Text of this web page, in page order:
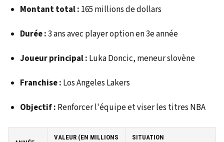
Montant total : 165 millions de dollars
Durée :3 ans avec player option en 3e année
Joueur principal : Luka Doncic, meneur slovène
Franchise : Los Angeles Lakers
Objectif : Renforcer l'équipe et viser les titres NBA
VALEUR (EN MILLIONS SITUATION